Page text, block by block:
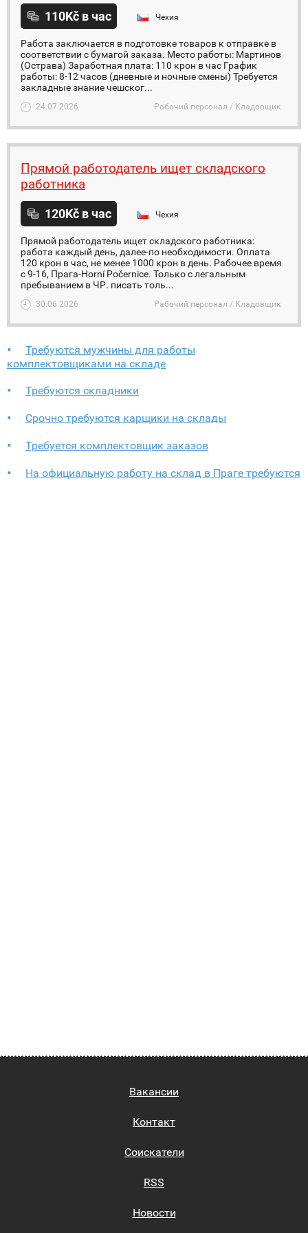
110Kč в час Чехия
Работа заключается в подготовке товаров к отправке в
соответствии с бумагой заказа. Место работы: Мартинов
(Острава) Заработная плата: 110 крон в час График
работы: 8-12 часов (дневные и ночные смены) Требуется
закладные знание чешског...
24.07.2026 Рабочий персонал / Кладовщик
Прямой работодатель ищет складского
работника
120Kč в час Чехия
Прямой работодатель ищет складского работника:
работа каждый день, далее-по необходимости. Оплата
120 крон в час, не менее 1000 крон в день. Рабочее время
с 9-16, Прага-Horní Počernice. Только с легальным
пребыванием в ЧР. писать толь...
30.06.2026 Рабочий персонал / Кладовщик
Требуются мужчины для работы
комплектовщиками на складе
Требуются складники
Срочно требуются карщики на склады
Требуется комплектовщик заказов
На официальную работу на склад в Праге требуются
Вакансии
Контакт
Соискатели
RSS
Новости